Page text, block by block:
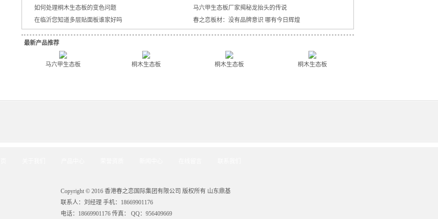
如何处理桐木生态板的变色问题
马六甲生态板厂家揭秘龙抬头的传说
在临沂您知道多层贴面板谁家好吗
春之恋板材：没有品牌意识 哪有今日辉煌
最新产品推荐
马六甲生态板 桐木生态板 桐木生态板 桐木生态板
Copyright © 2016 香港春之恋国际集团有限公司 版权所有 山东鼎基
联系人：刘经理 手机：18669901176
电话：18669901176 传真： QQ：956409669